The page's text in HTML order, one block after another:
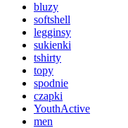
bluzy
softshell
legginsy
sukienki
tshirty
topy
spodnie
czapki
YouthActive
men